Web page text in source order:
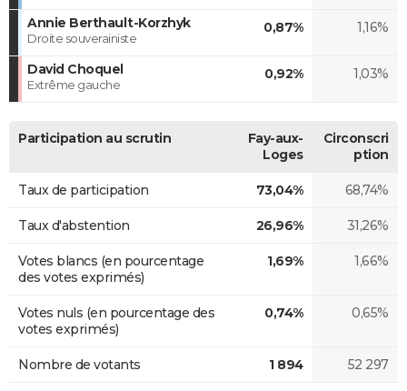
Annie Berthault-Korzhyk
Droite souverainiste
0,87% 1,16%
David Choquel
Extrême gauche
0,92% 1,03%
Participation au scrutin
Fay-aux-
Loges
Circonscri
ption
Taux de participation 73,04% 68,74%
Taux d'abstention 26,96% 31,26%
Votes blancs (en pourcentage
des votes exprimés)
1,69% 1,66%
Votes nuls (en pourcentage des
votes exprimés)
0,74% 0,65%
Nombre de votants 1 894 52 297